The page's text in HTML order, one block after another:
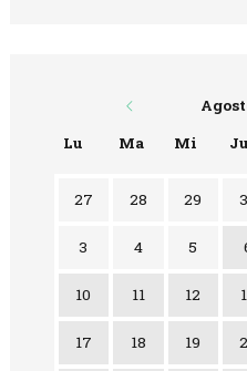
Lu
Ma Mi Ju
No hay ninguna actividad
27 28 29
3 4 5
10 11 12
17 18 19